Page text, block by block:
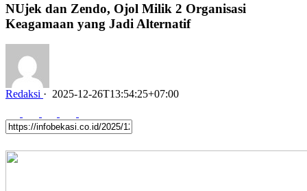
NUjek dan Zendo, Ojol Milik 2 Organisasi
Keagamaan yang Jadi Alternatif
Redaksi · 2025-12-26T13:54:25+07:00